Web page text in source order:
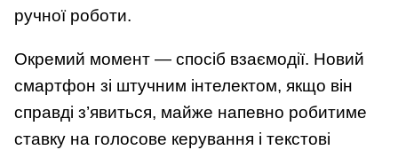
ручної роботи.
Окремий момент — спосіб взаємодії. Новий
смартфон зі штучним інтелектом, якщо він
справді з’явиться, майже напевно робитиме
ставку на голосове керування і текстові